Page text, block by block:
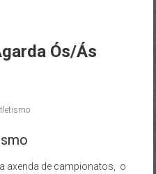
Ós/ás
axenda de campionatos, o